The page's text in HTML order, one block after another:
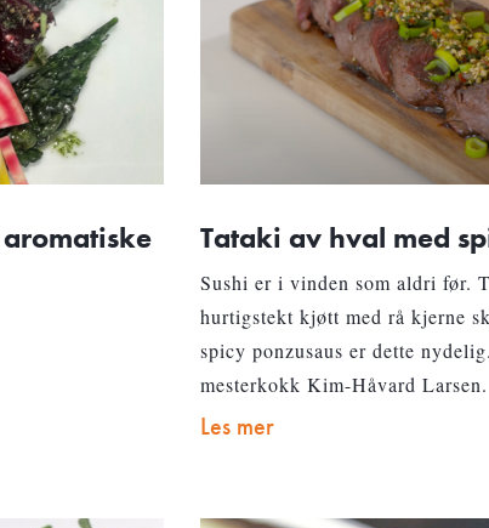
Tataki av hval med
Sushi er i vinden som aldri før.
hurtigstekt kjøtt med rå kjerne
spicy ponzusaus er dette
mesterkokk Kim-Håvard Larsen.
Les mer